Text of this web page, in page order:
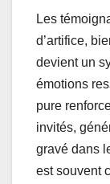
Les
d’artifice,
devient un
émotions
pure
invités,
gravé dans
est souvent